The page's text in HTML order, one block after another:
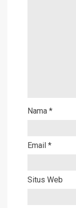
Nama *
Email *
Situs Web